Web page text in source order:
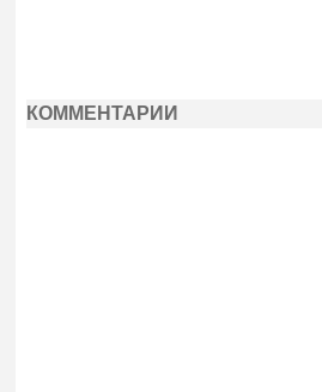
КОММЕНТАРИИ